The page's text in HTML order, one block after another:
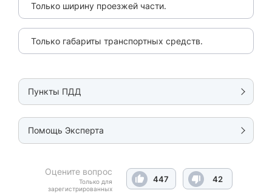
Только ширину проезжей части.
Только габариты транспортных средств.
Пункты ПДД
Помощь Эксперта
Оцените вопрос
Только для
зарегистрированных
447 42